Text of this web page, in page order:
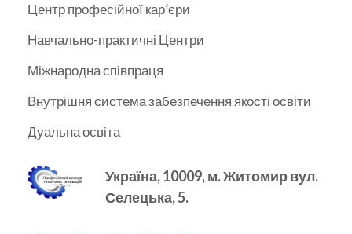
Центр професійної кар’єри
Навчально-практичні Центри
Міжнародна співпраця
Внутрішня система забезпечення якості освіти
Дуальна освіта
Україна, 10009, м.Житомир вул.
Селецька, 5.